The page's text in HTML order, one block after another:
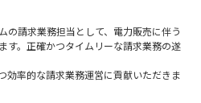
の請求業務担当として、電力販売に伴う
す。正確かつタイムリーな請求業務の遂
効率的な請求業務運営に貢献いただきま